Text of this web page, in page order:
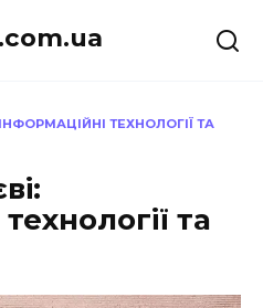
ТЕХНОЛОГІЇ ТА
та